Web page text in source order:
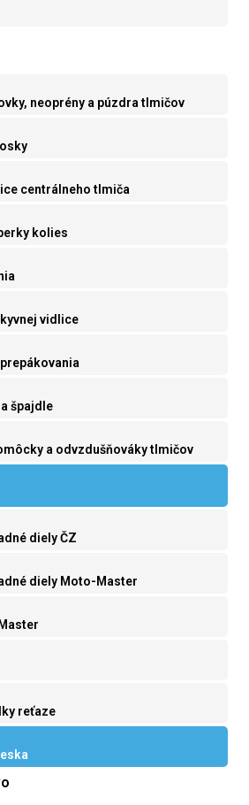
neoprény a púzdra tlmičov
centrálneho tlmiča
kolies
vidlice
špajdle
a odvzdušňováky tlmičov
diely ČZ
diely Moto-Master
reťaze